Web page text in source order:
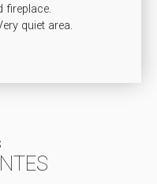
fireplace.
quiet area.